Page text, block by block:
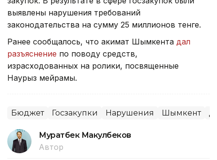
выявлены нарушения требований
законодательства на сумму 25 миллионов тенге.
Ранее сообщалось, что акимат Шымкента дал
разъяснение по поводу средств,
израсходованных на ролики, посвященные
Наурыз мейрамы.
Бюджет Госзакупки Нарушения Шымкент
Муратбек Макулбеков
Автор